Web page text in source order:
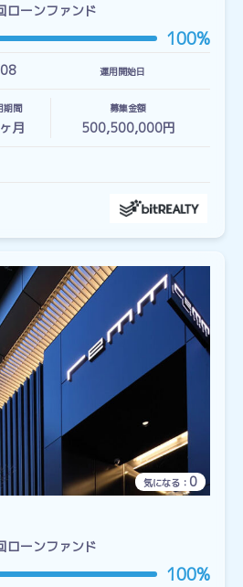
ローンファンド
100%
運用開始日
期間
ヶ月
募集金額
500,500,000円
気になる： 0
ローンファンド
100%